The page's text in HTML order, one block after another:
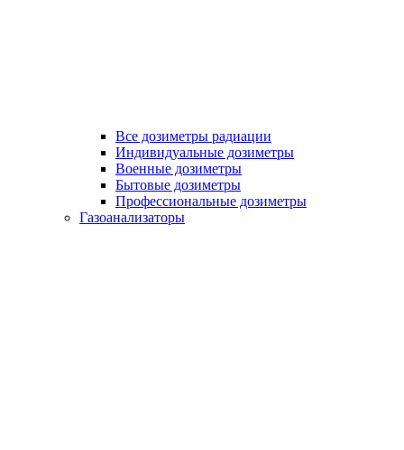
Все дозиметры радиации
Индивидуальные дозиметры
Военные дозиметры
Бытовые дозиметры
Профессиональные дозиметры
Газоанализаторы